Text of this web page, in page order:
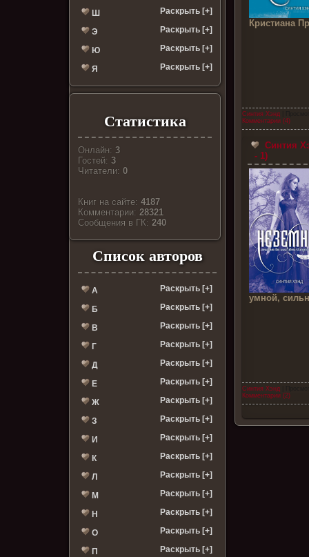
Ш Раскрыть [+]
Э Раскрыть [+]
Ю Раскрыть [+]
Я Раскрыть [+]
Статистика
Онлайн:3
Гостей:3
Читатели:0
Книг на сайте:4187
Комментарии:28321
Cообщения в ГК:240
Список авторов
А Раскрыть [+]
Б Раскрыть [+]
В Раскрыть [+]
Г Раскрыть [+]
Д Раскрыть [+]
Е Раскрыть [+]
Ж Раскрыть [+]
З Раскрыть [+]
И Раскрыть [+]
К Раскрыть [+]
Л Раскрыть [+]
М Раскрыть [+]
Н Раскрыть [+]
О Раскрыть [+]
П Раскрыть [+]
Кристиана
Синтия Хэнд
Комментарии (4)
Синтия
- 1)
умной,
Синтия Хэнд
Комментарии (2)